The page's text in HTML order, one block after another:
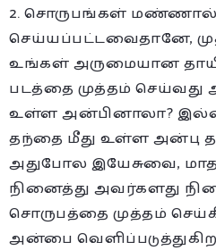
2. சொருபங்கள் மண்ணால்
செய்யப்பட்டவைதானே,
உங்கள் அருமையான
படத்தை முத்தம்
உள்ள அன்பினாலா?
தந்தை மீது உள்ள அன்பு
அதுபோல இயேசுவை,
நினைத்து அவர்களது
சொருபத்தை முத்தம்
அன்பை